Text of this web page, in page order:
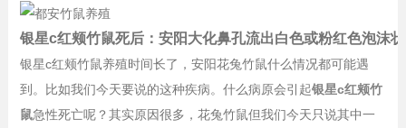
银星c红颊竹鼠死后：安阳大化鼻孔流出白色或粉红色泡沫
银星c红颊竹鼠养殖时间长了，安阳花兔竹鼠什么情况都可能遇
到。比如我们今天要说的这种疾病。什么病原会引起银星c红颊竹
鼠急性死亡呢？其实原因很多，花兔竹鼠但我们今天只说其中一